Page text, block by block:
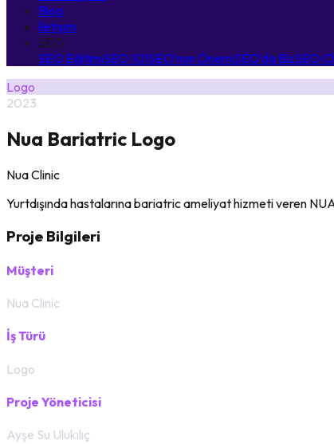
Blog
İletişim
SEO
SEO EğitimiSEO 101SEO'nun ÖnemiSEO'da BizSEO
Logo
2023
Nua Bariatric Logo
Nua Clinic
Yurtdışında hastalarına bariatric ameliyat hizmeti veren
Proje Bilgileri
Müşteri
Nua Clinic
İş Türü
Logo
Proje Yöneticisi
Ayşe Su Ulukılıç